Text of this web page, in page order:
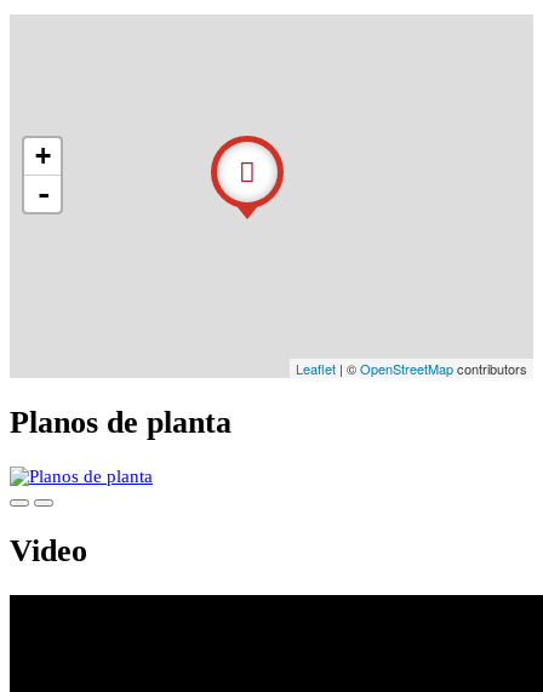
+
-
Leaflet | ©OpenStreetMapcontributors
Planos de planta
Video